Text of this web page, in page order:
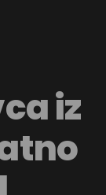
iz